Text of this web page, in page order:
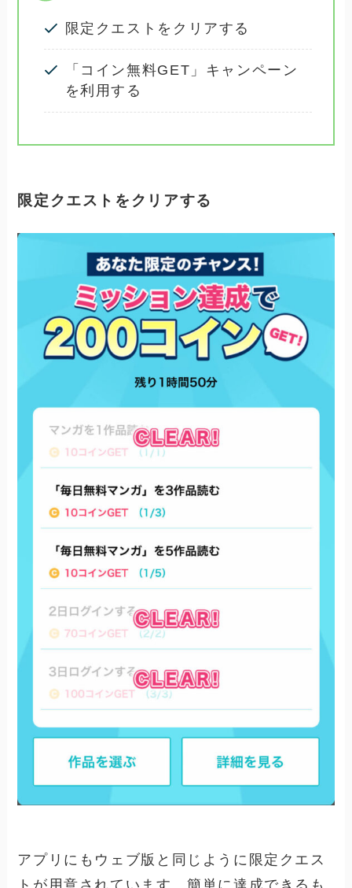
限定クエストをクリアする
「コイン無料GET」キャンペーン
を利用する
限定クエストをクリアする
アプリにもウェブ版と同じように限定クエス